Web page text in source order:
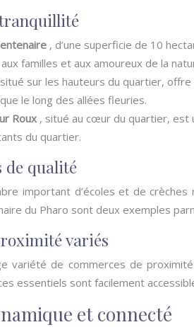
, d’une superficie de 10
familles et aux amoureux de la
sur les hauteurs du quartier,
le long des allées fleuries.
Roux , situé au cœur du quartier, est
du quartier.
de qualité
important d’écoles et de crèches
du Pharo sont deux exemples
variés
variété de commerces de
essentiels sont facilement
et connecté